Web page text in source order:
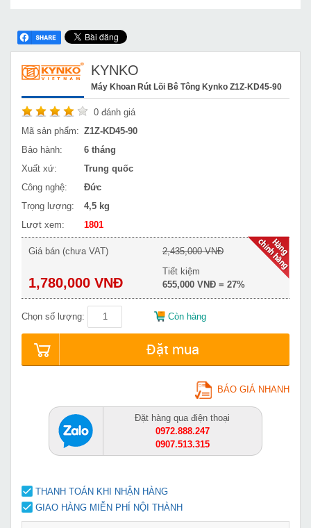
KYNKO
Máy Khoan Rút Lõi Bê Tông Kynko Z1Z-KD45-90
0 đánh giá
Mã sản phẩm: Z1Z-KD45-90
Bảo hành:
6 tháng
Xuất xứ:
Trung quốc
Công nghệ:
Đức
Trọng lượng:
4,5 kg
Lượt xem:
1801
Giá bán (chưa VAT)
1,780,000 VNĐ
2,435,000 VNĐ
Tiết kiệm
655,000 VNĐ = 27%
Chọn số lượng: Còn hàng
Đặt mua
BÁO GIÁ NHANH
Đặt hàng qua điện thoại
0972.888.247
0907.513.315
THANH TOÁN KHI NHẬN HÀNG
GIAO HÀNG MIỄN PHÍ NỘI THÀNH